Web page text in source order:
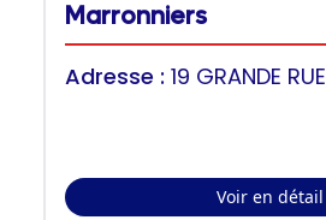
Marronniers
Adresse : 19 GRANDE RUE
Voir en détail